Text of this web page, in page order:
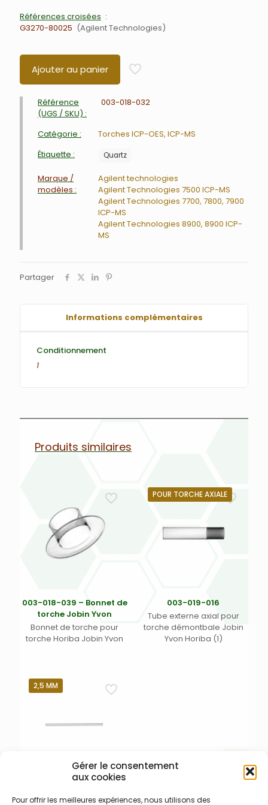
Gérer le consentement
aux cookies
Pour offrir les meilleures expériences, nous utilisons des
Références croisées
G3270-80025
Agilent Technologies
Ajouter au panier
Référence
(UGS / SKU) :
003-018-032
Catégorie :
Torches ICP-OES, ICP-MS
Étiquette :
Quartz
Marque /
modèles :
Agilent technologies
Agilent Technologies 7500 ICP-MS
Agilent Technologies 7700, 7800, 7900
ICP-MS
Agilent Technologies 8900, 8900 ICP-
MS
Partager
Informations complémentaires
Conditionnement
1
Produits similaires
003-018-039 – Bonnet de
torche Jobin Yvon
Bonnet de torche pour
torche Horiba Jobin Yvon
POUR TORCHE AXIALE
003-019-016
Tube externe axial pour
torche démontbale Jobin
Yvon Horiba (1)
2,5 MM
003-004-028 – Injecteur